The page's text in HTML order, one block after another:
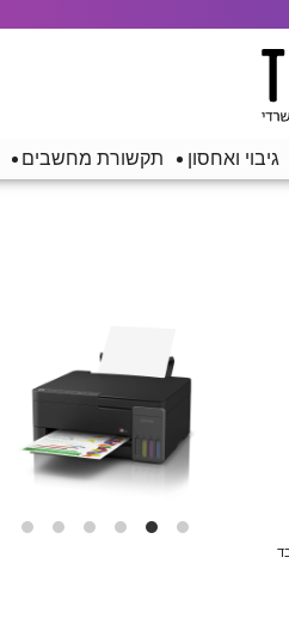
גיבוי ואחסון תקשורת מחשבים